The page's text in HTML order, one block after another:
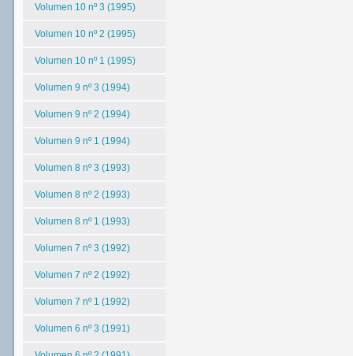
Volumen 10 nº 3 (1995)
Volumen 10 nº 2 (1995)
Volumen 10 nº 1 (1995)
Volumen 9 nº 3 (1994)
Volumen 9 nº 2 (1994)
Volumen 9 nº 1 (1994)
Volumen 8 nº 3 (1993)
Volumen 8 nº 2 (1993)
Volumen 8 nº 1 (1993)
Volumen 7 nº 3 (1992)
Volumen 7 nº 2 (1992)
Volumen 7 nº 1 (1992)
Volumen 6 nº 3 (1991)